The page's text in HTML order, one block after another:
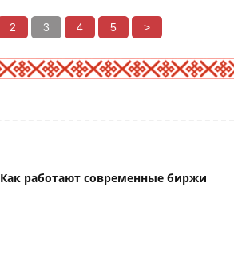
Как работают современные биржи
2 3 4 5 >